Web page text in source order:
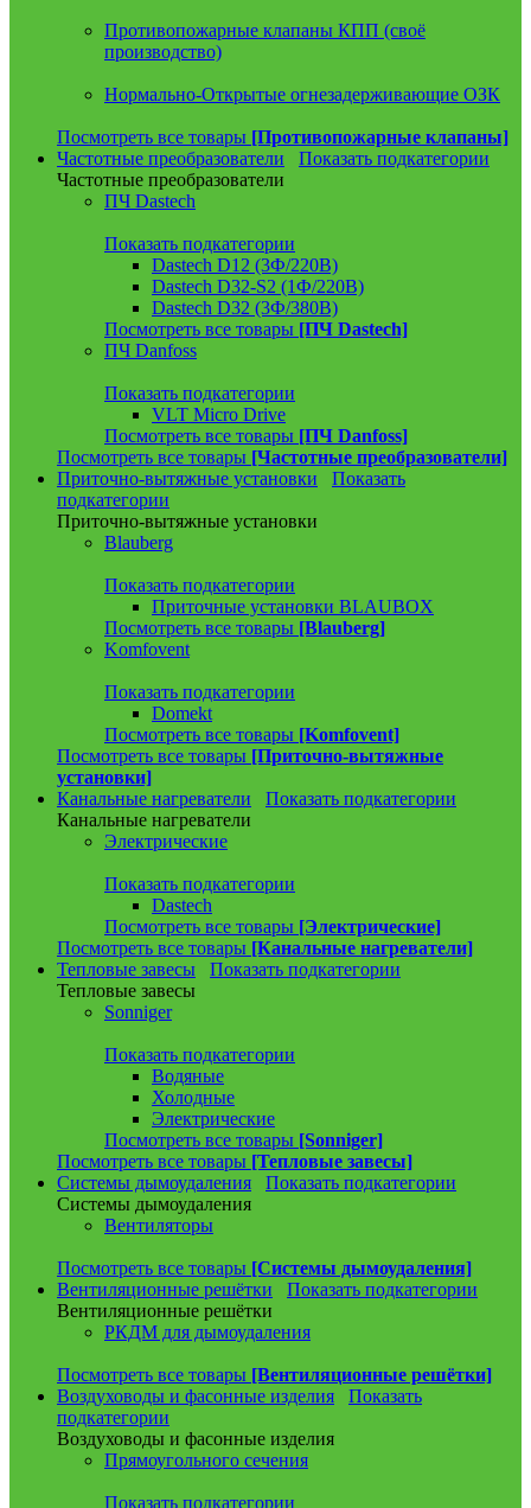
Противопожарные клапаны КПП (своё
производство)
Нормально-Открытые огнезадерживающие ОЗК
Посмотреть все товары [Противопожарные клапаны]
Частотные преобразователи
Показать подкатегории
Частотные преобразователи
ПЧ Dastech
Показать подкатегории
Dastech D12 (3Ф/220В)
Dastech D32-S2 (1Ф/220В)
Dastech D32 (3Ф/380В)
Посмотреть все товары [ПЧ Dastech]
ПЧ Danfoss
Показать подкатегории
VLT Micro Drive
Посмотреть все товары [ПЧ Danfoss]
Посмотреть все товары [Частотные преобразователи]
Приточно-вытяжные установки
Показать
подкатегории
Приточно-вытяжные установки
Blauberg
Показать подкатегории
Приточные установки BLAUBOX
Посмотреть все товары [Blauberg]
Komfovent
Показать подкатегории
Domekt
Посмотреть все товары [Komfovent]
Посмотреть все товары [Приточно-вытяжные
установки]
Канальные нагреватели
Показать подкатегории
Канальные нагреватели
Электрические
Показать подкатегории
Dastech
Посмотреть все товары [Электрические]
Посмотреть все товары [Канальные нагреватели]
Тепловые завесы
Показать подкатегории
Тепловые завесы
Sonniger
Показать подкатегории
Водяные
Холодные
Электрические
Посмотреть все товары [Sonniger]
Посмотреть все товары [Тепловые завесы]
Системы дымоудаления
Показать подкатегории
Системы дымоудаления
Вентиляторы
Посмотреть все товары [Системы дымоудаления]
Вентиляционные решётки
Показать подкатегории
Вентиляционные решётки
РКДМ для дымоудаления
Посмотреть все товары [Вентиляционные решётки]
Воздуховоды и фасонные изделия
Показать
подкатегории
Воздуховоды и фасонные изделия
Прямоугольного сечения
Показать подкатегории